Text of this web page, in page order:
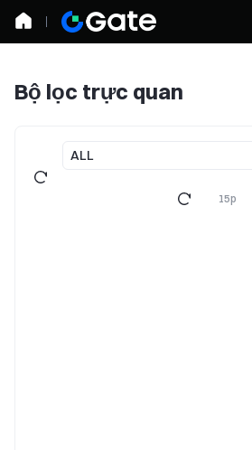
Bộ lọc trực quan
ALL
15p